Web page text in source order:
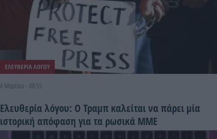
ΕΛΕΥΘΕΡΙΑ ΛΟΓΟΥ
4 Μαρτίου - 08:55
Ελευθερία λόγου: Ο Τραμπ καλείται να πάρει μία
ιστορική απόφαση για τα ρωσικά ΜΜΕ